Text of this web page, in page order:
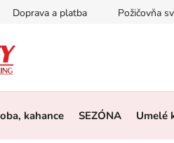
Doprava a platba Požičovňa
kahance SEZÓNA Umelé